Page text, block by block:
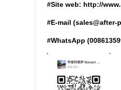
#Site web: http://
#E-mail
#WhatsApp